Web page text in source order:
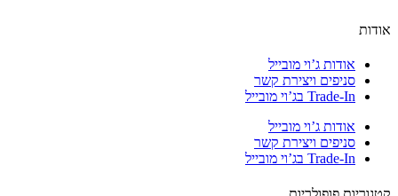
אודות ג’וי מובייל
סניפים ויצירת קשר
Trade-In בג’וי מובייל
אודות ג’וי מובייל
סניפים ויצירת קשר
Trade-In בג’וי מובייל